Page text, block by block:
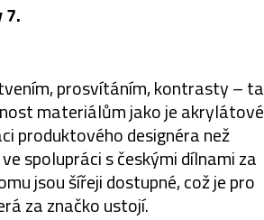
7.
prosvítáním, kontrasty – ta
materiálům jako je akrylátové
produktového designéra než
spolupráci s českými dílnami za
jsou šířeji dostupné, což je pro
za značko ustojí.